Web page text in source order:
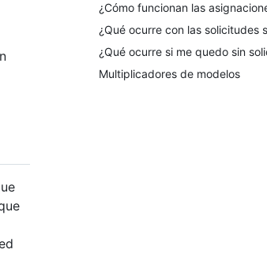
¿Cómo funcionan las
¿Qué ocurre con las solicitudes
¿Qué ocurre si me quedo sin
Multiplicadores de modelos